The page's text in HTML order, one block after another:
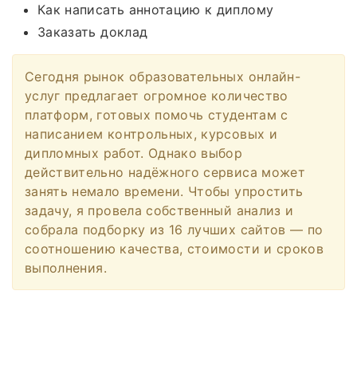
Как написать аннотацию к диплому
Заказать доклад
Сегодня рынок образовательных онлайн-
услуг предлагает огромное количество
платформ, готовых помочь студентам с
написанием контрольных, курсовых и
дипломных работ. Однако выбор
действительно надёжного сервиса может
занять немало времени. Чтобы упростить
задачу, я провела собственный анализ и
собрала подборку из 16 лучших сайтов — по
соотношению качества, стоимости и сроков
выполнения.